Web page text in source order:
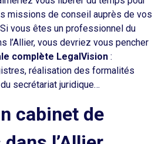
missions de conseil auprès de vos
vous êtes un professionnel du
l’Allier, vous devriez vous pencher
complète LegalVision :
réalisation des formalités
secrétariat juridique…
cabinet de